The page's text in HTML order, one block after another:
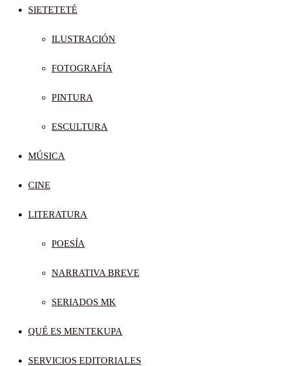
SIETETETÉ
ILUSTRACIÓN
FOTOGRAFÍA
PINTURA
ESCULTURA
MÚSICA
CINE
LITERATURA
POESÍA
NARRATIVA BREVE
SERIADOS MK
QUÉ ES MENTEKUPA
SERVICIOS EDITORIALES